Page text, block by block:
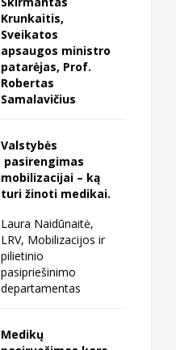
Krunkaitis,
Sveikatos
apsaugos ministro
patarėjas, Prof.
Robertas
Samalavičius
Valstybės
pasirengimas
mobilizacijai – ką
turi žinoti medikai.
Laura Naidūnaitė,
LRV, Mobilizacijos ir
pilietinio
pasipriešinimo
departamentas
Medikų